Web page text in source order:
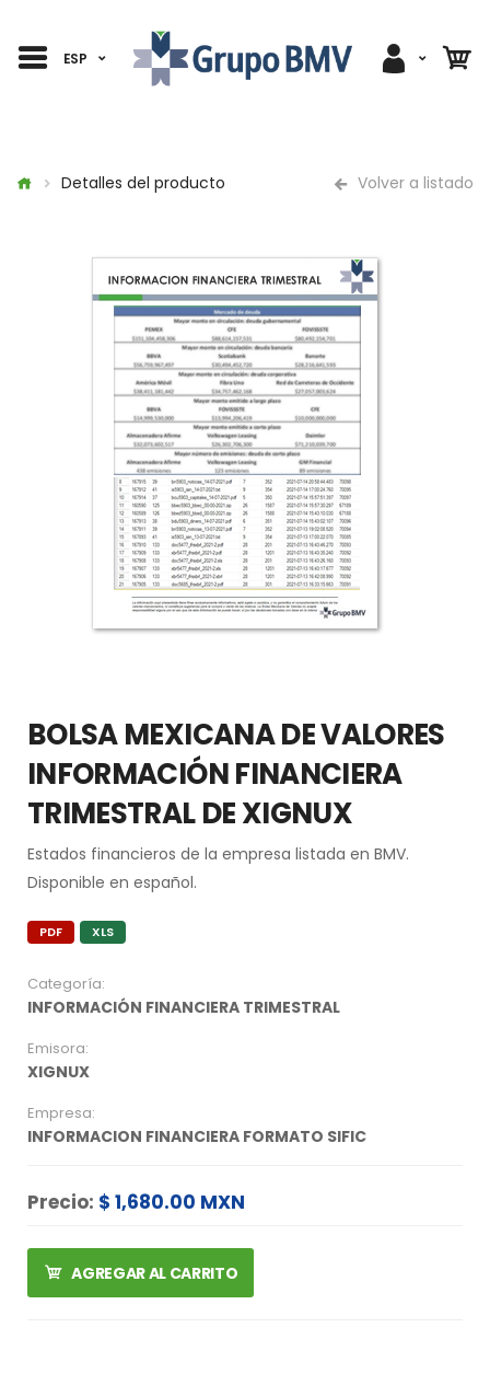
ESP
Detalles del producto Volver a listado
BOLSA MEXICANA DE VALORES
INFORMACIÓN FINANCIERA
TRIMESTRAL DE XIGNUX
Estados financieros de la empresa listada en BMV.
Disponible en español.
PDF XLS
Categoría:
INFORMACIÓN FINANCIERA TRIMESTRAL
Emisora:
XIGNUX
Empresa:
INFORMACION FINANCIERA FORMATO SIFIC
Precio: $ 1,680.00 MXN
AGREGAR AL CARRITO